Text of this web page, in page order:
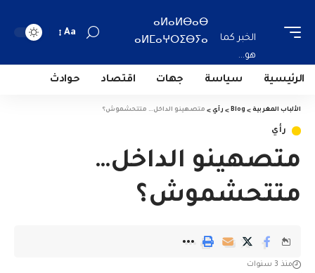
الخبر كما
هو...
ⴰⵍⴰⵍⴱⴰⴱ
ⴰⵍⵎⴰⵖⵔⵉⴱⵢⴰ
Aa
الرئيسية سياسة جهات اقتصاد حوادث
الألباب المغربية >
Blog
> رأي > متصهينو الداخل… متتحشموش؟
رأي
متصهينو الداخل…
متتحشموش؟
منذ 3 سنوات